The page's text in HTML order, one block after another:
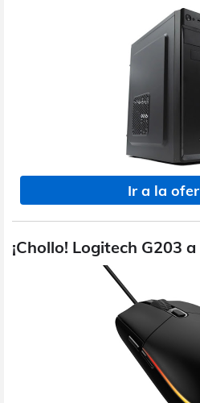
Ir a la
¡Chollo! Logitech G203